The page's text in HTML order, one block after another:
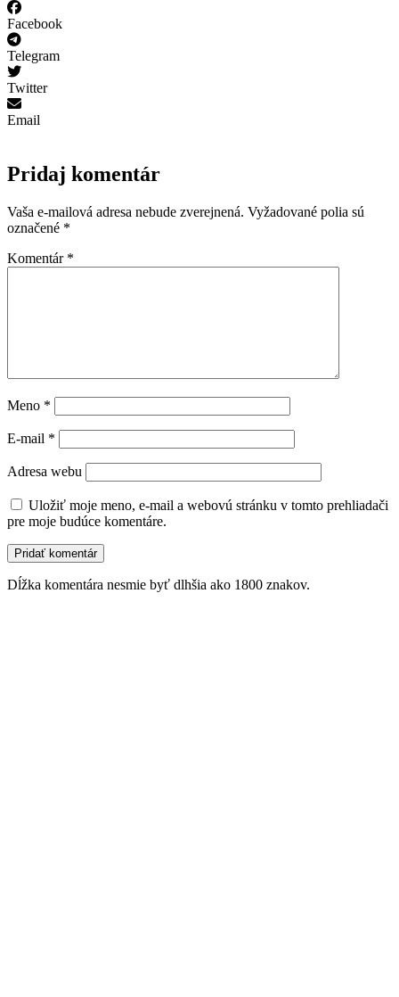
Facebook
Telegram
Twitter
Email
Pridaj komentár
Vaša e-mailová adresa nebude zverejnená. Vyžadované polia sú
označené *
Komentár *
Meno *
E-mail *
Adresa webu
Uložiť moje meno, e-mail a webovú stránku v tomto prehliadači
pre moje budúce komentáre.
Dĺžka komentára nesmie byť dlhšia ako 1800 znakov.